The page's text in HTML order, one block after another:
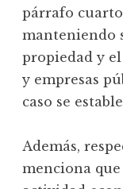
párrafo
manteniendo
propiedad y
y empresas
caso se
Además,
menciona